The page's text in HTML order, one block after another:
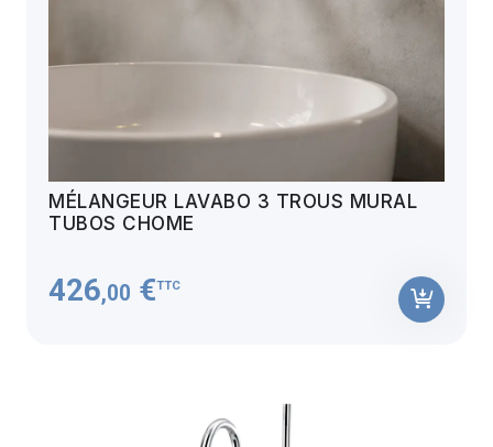
MÉLANGEUR LAVABO 3 TROUS MURAL
TUBOS CHOME
426,00 €TTC